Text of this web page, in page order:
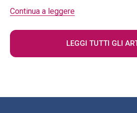
Continua a leggere
LEGGI TUTTI GLI